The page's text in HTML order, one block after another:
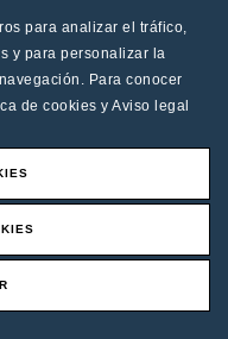
para analizar el tráfico,
y para personalizar la
Para conocer
de cookies y Aviso legal
A LA